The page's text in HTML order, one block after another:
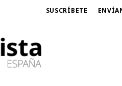
SUSCRÍBETE